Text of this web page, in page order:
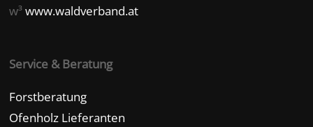
w³www.waldverband.at
Service & Beratung
Forstberatung
Ofenholz Lieferanten